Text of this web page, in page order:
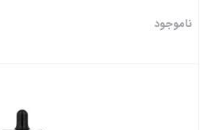
ناموجود